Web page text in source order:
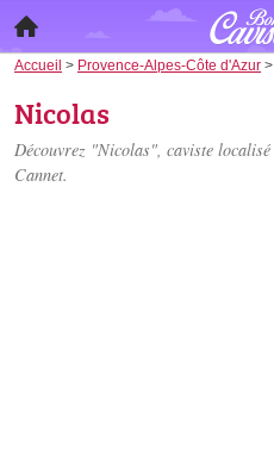
Accueil > Provence-Alpes-Côte d'Azur >
Nicolas
Découvrez "Nicolas", caviste localisé
Cannet.